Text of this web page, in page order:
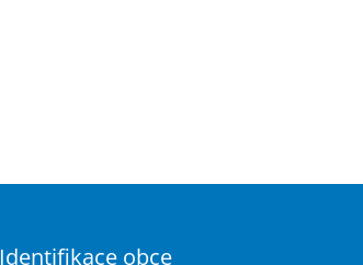
Identifikace obce